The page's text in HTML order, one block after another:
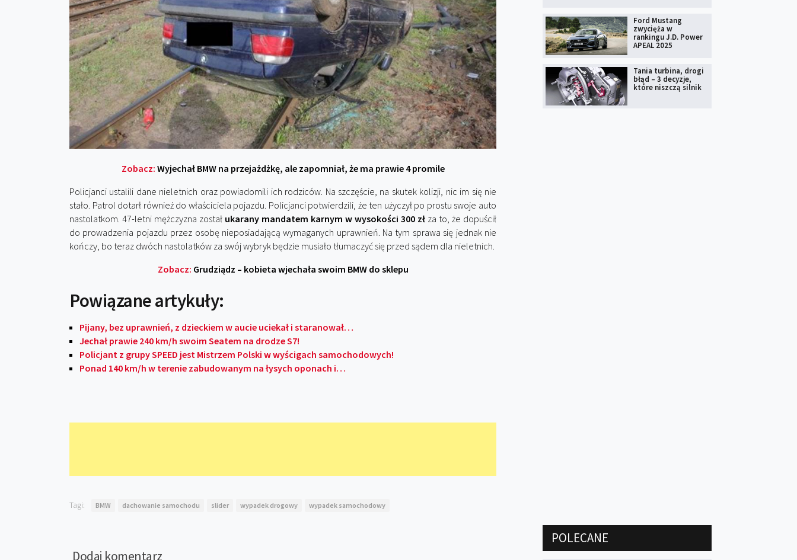
Zobacz: Wyjechał BMW na przejażdżkę, ale zapomniał, że ma prawie 4 promile
Policjanci ustalili dane nieletnich oraz powiadomili ich rodziców. Na szczęście, na skutek kolizji, nic im się nie
stało. Patrol dotarł również do właściciela pojazdu. Policjanci potwierdzili, że ten użyczył po prostu swoje auto
nastolatkom. 47-letni mężczyzna został ukarany mandatem karnym w wysokości 300 zł za to, że dopuścił
do prowadzenia pojazdu przez osobę nieposiadającą wymaganych uprawnień. Na tym sprawa się jednak nie
kończy, bo teraz dwóch nastolatków za swój wybryk będzie musiało tłumaczyć się przed sądem dla nieletnich.
Zobacz: Grudziądz – kobieta wjechała swoim BMW do sklepu
Powiązane artykuły:
Pijany, bez uprawnień, z dzieckiem w aucie uciekał i staranował…
Jechał prawie 240 km/h swoim Seatem na drodze S7!
Policjant z grupy SPEED jest Mistrzem Polski w wyścigach samochodowych!
Ponad 140 km/h w terenie zabudowanym na łysych oponach i…
Tagi: BMW dachowanie samochodu slider wypadek drogowy wypadek samochodowy
Dodaj komentarz
Ford Mustang
zwycięża w
rankingu J.D. Power
APEAL 2025
Tania turbina, drogi
błąd – 3 decyzje,
które niszczą silnik
POLECANE